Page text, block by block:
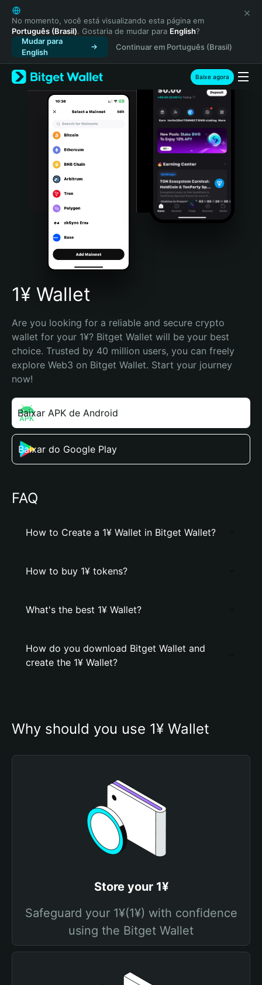
English
日本語
Tiếng Việt
Русский
Español (Latinoamérica)
Türkçe
Italiano
Português (Portugal)
Bahasa Indonesia
Português (Brasil)
Español (Argentina)
No momento, você está visualizando esta página em
Português (Brasil). Gostaria de mudar para English?
Mudar para
English
Continuar em Português (Brasil)
Baixe agora
1¥ Wallet
Are you looking for a reliable and secure crypto
wallet for your 1¥? Bitget Wallet will be your best
choice. Trusted by 40 million users, you can freely
explore Web3 on Bitget Wallet. Start your journey
now!
Baixar APK de Android
Baixar do Google Play
FAQ
How to Create a 1¥ Wallet in Bitget Wallet?
How to buy 1¥ tokens?
What's the best 1¥ Wallet?
How do you download Bitget Wallet and
create the 1¥ Wallet?
Why should you use 1¥ Wallet
Store your 1¥
Safeguard your 1¥(1¥) with confidence
using the Bitget Wallet